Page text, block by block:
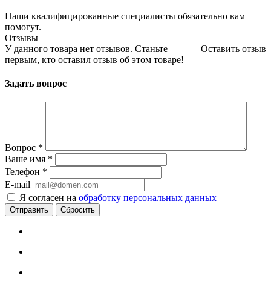
Наши квалифицированные специалисты обязательно вам
помогут.
Отзывы
Оставить отзыв
У данного товара нет отзывов. Станьте
первым, кто оставил отзыв об этом товаре!
Задать вопрос
Вопрос *
Ваше имя *
Телефон *
E-mail
Я согласен на обработку персональных данных
Сбросить